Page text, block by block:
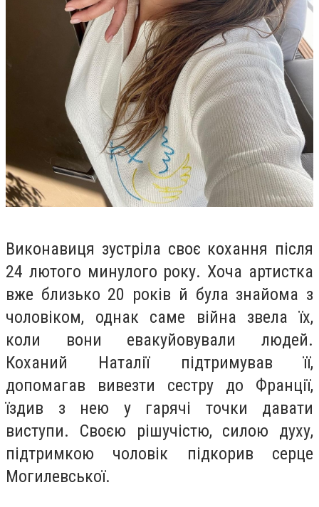
Виконавиця зустріла своє кохання після
24 лютого минулого року. Хоча артистка
вже близько 20 років й була знайома з
чоловіком, однак саме війна звела їх,
коли вони евакуйовували людей.
Коханий Наталії підтримував її,
допомагав вивезти сестру до Франції,
їздив з нею у гарячі точки давати
виступи. Своєю рішучістю, силою духу,
підтримкою чоловік підкорив серце
Могилевської.